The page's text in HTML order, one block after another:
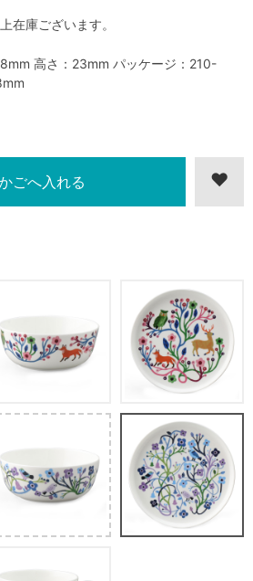
在庫ございます。
高さ：23mm パッケージ：210-